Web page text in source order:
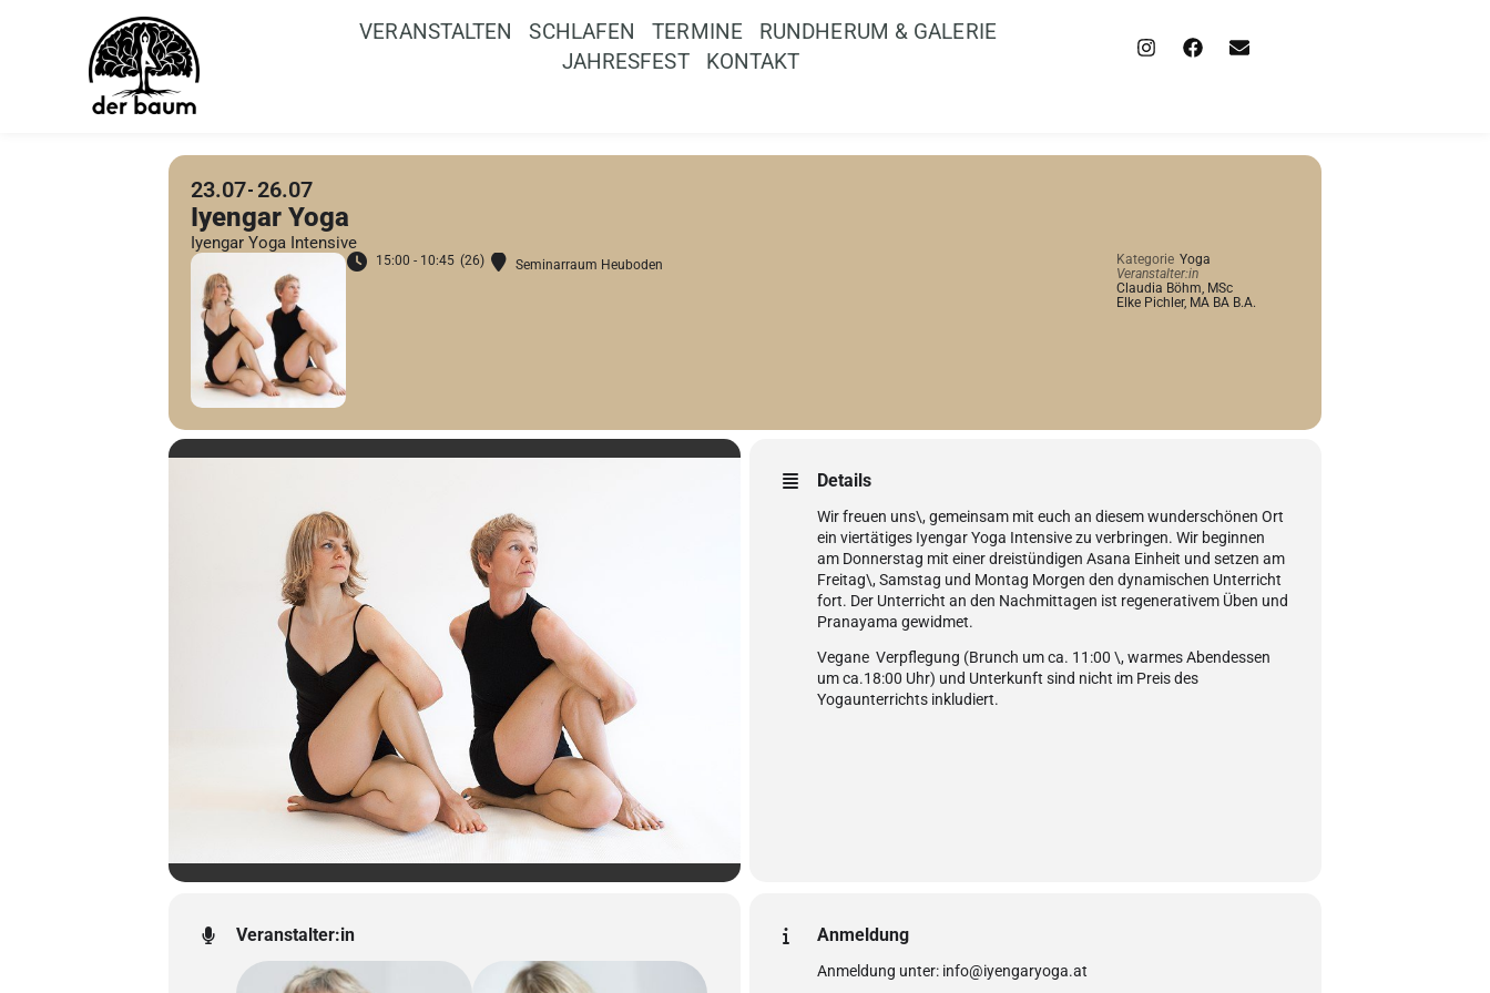
VERANSTALTEN SCHLAFEN TERMINE
RUNDHERUM & GALERIE
JAHRESFEST
KONTAKT
23.07 26.07
Iyengar Yoga
Iyengar Yoga Intensive
15:00 - 10:45 (26) Seminarraum Heuboden Kategorie Yoga
Veranstalter:in
Claudia Böhm, MSc
Elke Pichler, MA BA B.A.
Details
Wir freuen uns\, gemeinsam mit euch an diesem wunderschönen Ort
ein viertätiges Iyengar Yoga Intensive zu verbringen. Wir beginnen
am Donnerstag mit einer dreistündigen Asana Einheit und setzen am
Freitag\, Samstag und Montag Morgen den dynamischen Unterricht
fort. Der Unterricht an den Nachmittagen ist regenerativem Üben und
Pranayama gewidmet.
Vegane Verpflegung (Brunch um ca. 11:00 \, warmes Abendessen
um ca.18:00 Uhr) und Unterkunft sind nicht im Preis des
Yogaunterrichts inkludiert.
Veranstalter:in Anmeldung
Anmeldung unter: info@iyengaryoga.at